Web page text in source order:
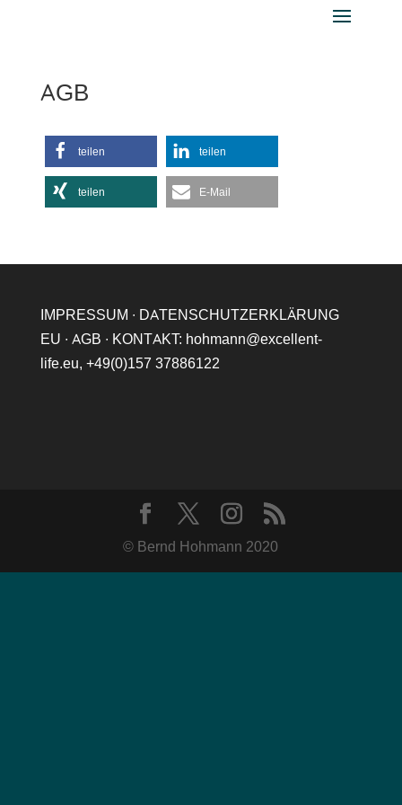
AGB
teilen teilen
teilen E-Mail
IMPRESSUM ∙ DATENSCHUTZERKLÄRUNG
EU ∙ AGB ∙ KONTAKT: hohmann@excellent-
life.eu, +49(0)157 37886122
© Bernd Hohmann 2020